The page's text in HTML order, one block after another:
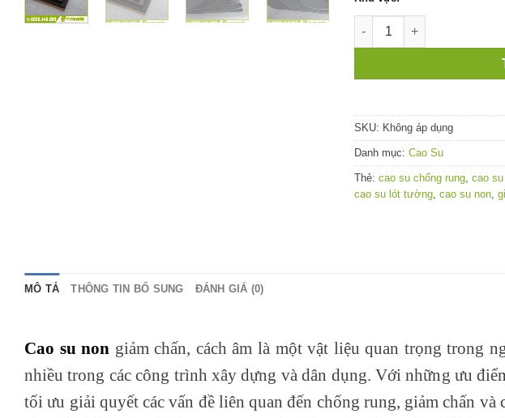
Cao su non (cao su eva)
SKU: Không áp dụng
Danh mục:Cao Su
Thẻ:cao su chống rung ,cao
cao su lót tường ,cao su non ,
MÔ TẢ THÔNG TIN BỔ SUNG ĐÁNH GIÁ (0)
Cao su non giảm chấn, cách âm là một vật liệu quan trọng trong
nhiều trong các công trình xây dựng và dân dụng. Với những ưu
tối ưu giải quyết các vấn đề liên quan đến chống rung, giảm chấn và